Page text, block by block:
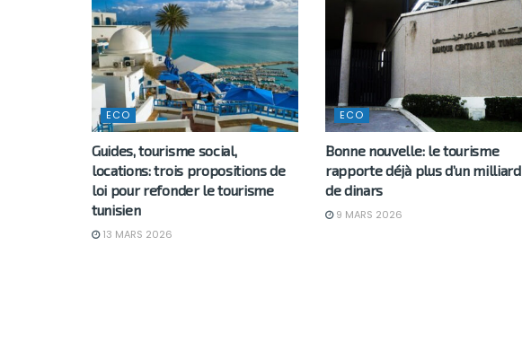
ECO
Guides, tourisme social,
locations: trois propositions de
loi pour refonder le tourisme
tunisien
13 MARS 2026
ECO
Bonne nouvelle: le tourisme
rapporte déjà plus d’un milliard
de dinars
9 MARS 2026